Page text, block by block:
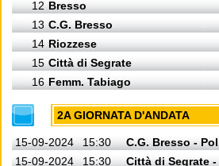
12 Bresso
13 C.G. Bresso
14 Riozzese
15 Città di Segrate
16 Femm. Tabiago
2A GIORNATA D'ANDATA
15-09-2024 15:30
C.G. Bresso -
15-09-2024
15:30
Città di Segrate